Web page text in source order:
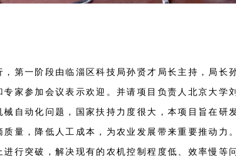
第一阶段由临淄区科技局孙贤才局长主持，局长
家参加会议表示欢迎。并请项目负责人北京大学
自动化问题，国家扶持力度很大，本项目旨在研
量，降低人工成本，为农业发展带来重要推动力
行突破，解决现有的农机控制程度低、效率慢等